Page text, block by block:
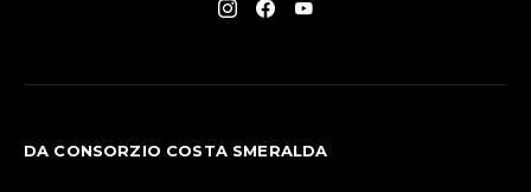
DA CONSORZIO COSTA SMERALDA